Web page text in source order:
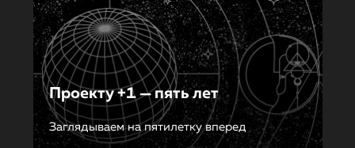
Проекту +1 — пять лет
Заглядываем на пятилетку вперед